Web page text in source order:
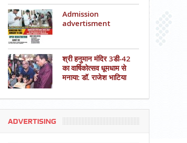
Admission
advertisment
श्री हनुमान मंदिर 3डी-42
का वार्षिकोत्सव धूमधाम से
मनाया: डॉ. राजेश भाटिया
ADVERTISING